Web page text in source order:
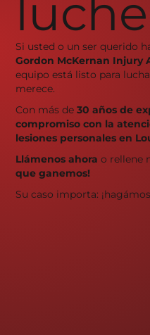
Si usted o un ser querido
Gordon McKernan Injury
equipo está listo para
merece.
Con más de 30 años de
compromiso con la
lesiones personales en
Llámenos ahora o rellene
que ganemos!
Su caso importa: